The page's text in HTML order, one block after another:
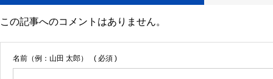
この記事へのコメントはありません。
名前（例：山田 太郎） ( 必須 )